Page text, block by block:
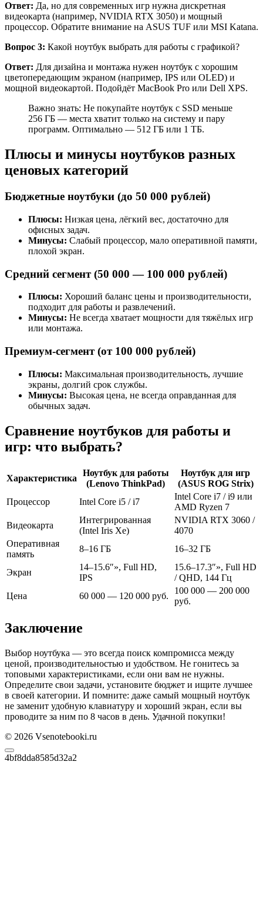
Ответ: Да, но для современных игр нужна дискретная
видеокарта (например, NVIDIA RTX 3050) и мощный
процессор. Обратите внимание на ASUS TUF или MSI Katana.
Вопрос 3: Какой ноутбук выбрать для работы с графикой?
Ответ: Для дизайна и монтажа нужен ноутбук с хорошим
цветопередающим экраном (например, IPS или OLED) и
мощной видеокартой. Подойдёт MacBook Pro или Dell XPS.
Важно знать: Не покупайте ноутбук с SSD меньше
256 ГБ — места хватит только на систему и пару
программ. Оптимально — 512 ГБ или 1 ТБ.
Плюсы и минусы ноутбуков разных
ценовых категорий
Бюджетные ноутбуки (до 50 000 рублей)
Плюсы: Низкая цена, лёгкий вес, достаточно для
офисных задач.
Минусы: Слабый процессор, мало оперативной памяти,
плохой экран.
Средний сегмент (50 000 — 100 000 рублей)
Плюсы: Хороший баланс цены и производительности,
подходит для работы и развлечений.
Минусы: Не всегда хватает мощности для тяжёлых игр
или монтажа.
Премиум-сегмент (от 100 000 рублей)
Плюсы: Максимальная производительность, лучшие
экраны, долгий срок службы.
Минусы: Высокая цена, не всегда оправданная для
обычных задач.
Сравнение ноутбуков для работы и
игр: что выбрать?
Характеристика
Ноутбук для работы
(Lenovo ThinkPad)
Ноутбук для игр
(ASUS ROG Strix)
Процессор
Intel Core i5 / i7
Intel Core i7 / i9 или
AMD Ryzen 7
Видеокарта
Интегрированная
(Intel Iris Xe)
NVIDIA RTX 3060 /
4070
Оперативная
память
8–16 ГБ 16–32 ГБ
Экран
14–15.6″», Full HD,
IPS
15.6–17.3″», Full HD
/ QHD, 144 Гц
Цена
60 000 — 120 000 руб.
100 000 — 200 000
руб.
Заключение
Выбор ноутбука — это всегда поиск компромисса между
ценой, производительностью и удобством. Не гонитесь за
топовыми характеристиками, если они вам не нужны.
Определите свои задачи, установите бюджет и ищите лучшее
в своей категории. И помните: даже самый мощный ноутбук
не заменит удобную клавиатуру и хороший экран, если вы
проводите за ним по 8 часов в день. Удачной покупки!
© 2026 Vsenotebooki.ru
4bf8dda8585d32a2